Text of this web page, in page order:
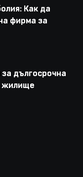
Как да
фирма за
дългосрочна
жилище